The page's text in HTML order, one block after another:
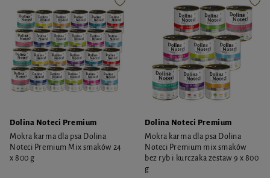
Dolina Noteci Premium
Mokra karma dla psa Dolina
Noteci Premium Mix smaków 24
x 800 g
Dolina Noteci Premium
Mokra karma dla psa Dolina
Noteci Premium mix smaków
bez ryb i kurczaka zestaw 9 x 800
g